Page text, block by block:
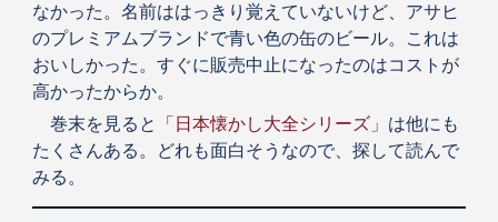
なかった。名前ははっきり覚えていないけど、アサヒ
のプレミアムブランドで青い色の缶のビール。これは
おいしかった。すぐに販売中止になったのはコストが
高かったからか。
巻末を見ると
「日本懐かし大全シリーズ」 は他にも
たくさんある。どれも面白そうなので、探して読んで
みる。